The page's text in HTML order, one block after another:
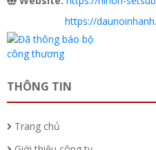
https://
THÔNG TIN
Trang chủ